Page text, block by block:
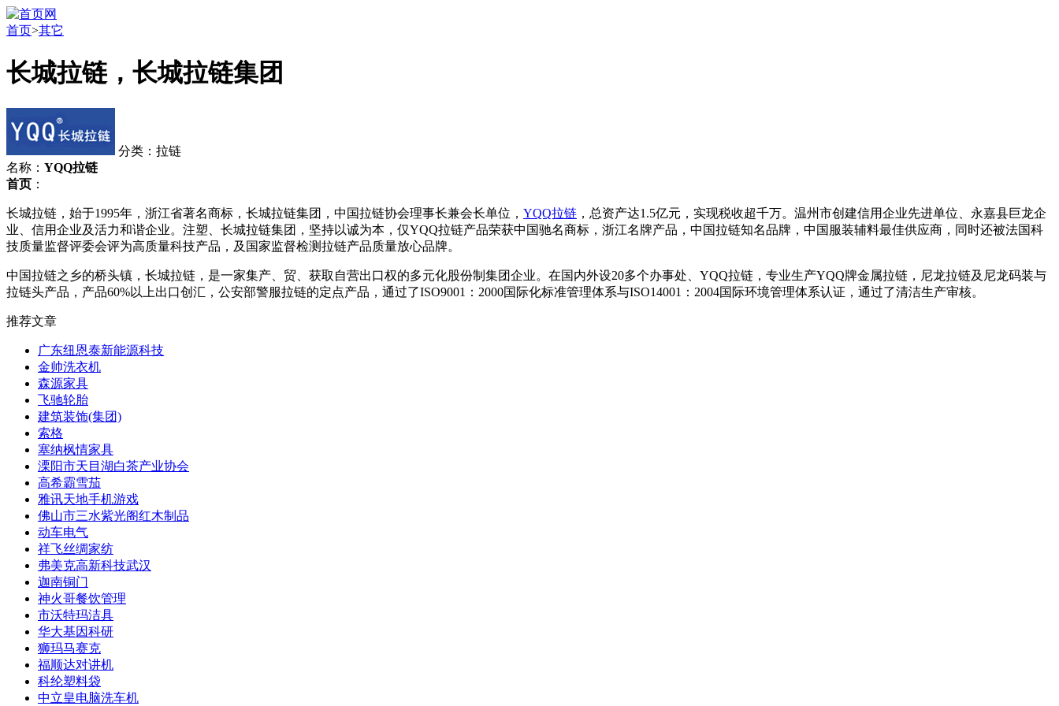
首页>其它
长城拉链，长城拉链集团
分类：拉链
名称： YQQ拉链
首页 ：
长城拉链，始于1995年，浙江省著名商标，长城拉链集团，中国拉链协会理事长兼会长单位， YQQ拉链 ，总资产达1.5亿元，实现税收超千万。温州市创建信用企业先进单位、永嘉县巨龙企
业、信用企业及活力和谐企业。注塑、长城拉链集团，坚持以诚为本，仅YQQ拉链产品荣获中国驰名商标，浙江名牌产品，中国拉链知名品牌，中国服装辅料最佳供应商，同时还被法国科
技质量监督评委会评为高质量科技产品，及国家监督检测拉链产品质量放心品牌。
中国拉链之乡的桥头镇，长城拉链，是一家集产、贸、获取自营出口权的多元化股份制集团企业。在国内外设20多个办事处、YQQ拉链，专业生产YQQ牌金属拉链，尼龙拉链及尼龙码装与
拉链头产品，产品60%以上出口创汇，公安部警服拉链的定点产品，通过了ISO9001：2000国际化标准管理体系与ISO14001：2004国际环境管理体系认证，通过了清洁生产审核。
推荐文章
广东纽恩泰新能源科技
金帅洗衣机
森源家具
飞驰轮胎
建筑装饰(集团)
索格
塞纳枫情家具
溧阳市天目湖白茶产业协会
高希霸雪茄
雅讯天地手机游戏
佛山市三水紫光阁红木制品
动车电气
祥飞丝绸家纺
弗美克高新科技武汉
迦南铜门
神火哥餐饮管理
市沃特玛洁具
华大基因科研
狮玛马赛克
福顺达对讲机
科纶塑料袋
中立皇电脑洗车机